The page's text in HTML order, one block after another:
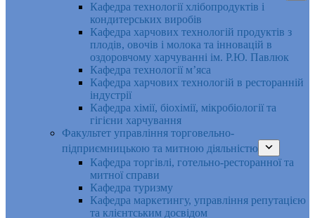
Кафедра технології хлібопродуктів і
кондитерських виробів
Кафедра харчових технологій продуктів з
плодів, овочів і молока та інновацій в
оздоровчому харчуванні ім. Р.Ю. Павлюк
Кафедра технології м’яса
Кафедра харчових технологій в ресторанній
індустрії
Кафедра хімії, біохімії, мікробіології та
гігієни харчування
Факультет управління торговельно-
підприємницькою та митною діяльністю
Кафедра торгівлі, готельно-ресторанної та
митної справи
Кафедра туризму
Кафедра маркетингу, управління репутацією
та клієнтським досвідом